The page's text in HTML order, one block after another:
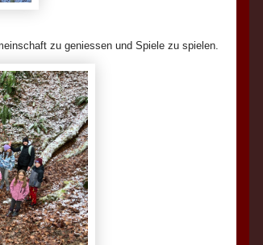
zu geniessen und Spiele zu spielen.